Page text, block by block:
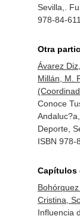
Sevilla,.
978-84-
Otra
Ávarez
Millán, M.
Conoce
Deporte,
ISBN 978-
Capítulos
Cristina,
Influencia